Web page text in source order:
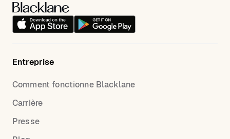
Entreprise
Comment fonctionne Blacklane
Carrière
Presse